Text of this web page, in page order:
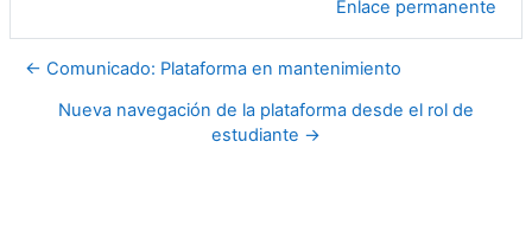
Enlace permanente
← Comunicado: Plataforma en mantenimiento
Nueva navegación de la plataforma desde el rol de
estudiante →